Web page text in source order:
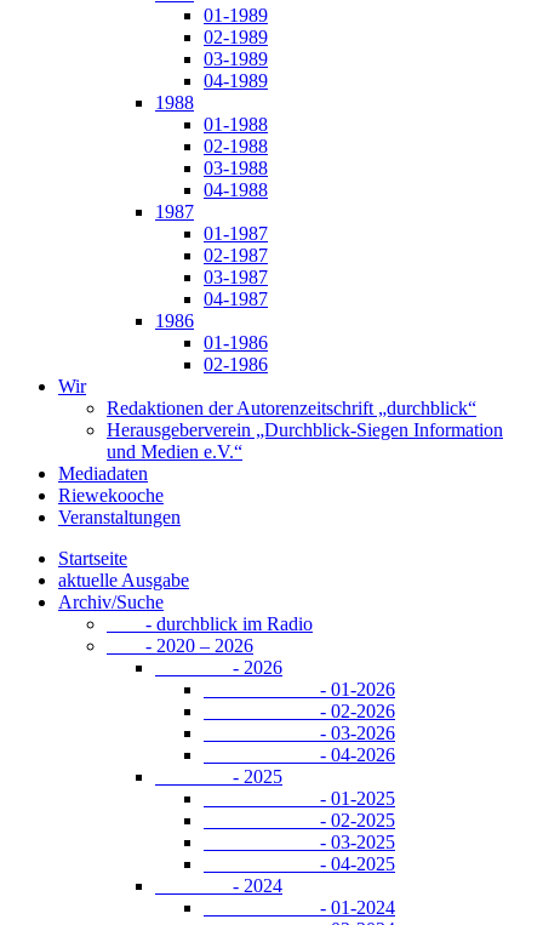
01-1989
02-1989
03-1989
04-1989
1988
01-1988
02-1988
03-1988
04-1988
1987
01-1987
02-1987
03-1987
04-1987
1986
01-1986
02-1986
Wir
Redaktionen der Autorenzeitschrift „durchblick“
Herausgeberverein „Durchblick-Siegen Information
und Medien e.V.“
Mediadaten
Riewekooche
Veranstaltungen
Startseite
aktuelle Ausgabe
Archiv/Suche
- durchblick im Radio
- 2020 – 2026
- 2026
- 01-2026
- 02-2026
- 03-2026
- 04-2026
- 2025
- 01-2025
- 02-2025
- 03-2025
- 04-2025
- 2024
- 01-2024